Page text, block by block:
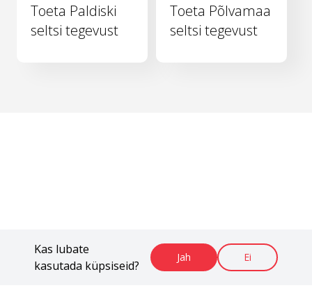
Kas lubate
kasutada küpsiseid?
Jah Ei
Toeta Paldiski
seltsi tegevust
Toeta Põlvamaa
seltsi tegevust